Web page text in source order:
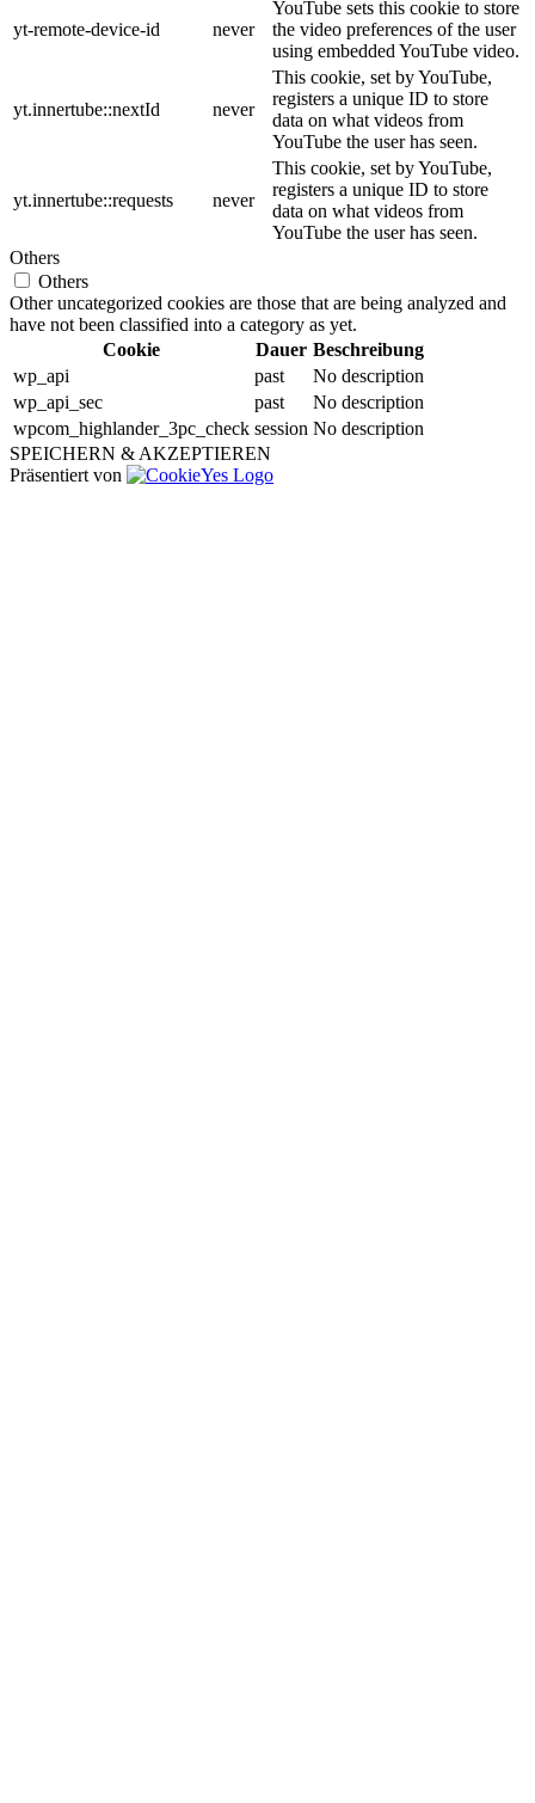
yt-remote-device-id never
YouTube sets this cookie to store
the video preferences of the user
using embedded YouTube video.
yt.innertube::nextId never
This cookie, set by YouTube,
registers a unique ID to store
data on what videos from
YouTube the user has seen.
yt.innertube::requests never
This cookie, set by YouTube,
registers a unique ID to store
data on what videos from
YouTube the user has seen.
Others
Others
Other uncategorized cookies are those that are being analyzed and
have not been classified into a category as yet.
Cookie
Dauer Beschreibung
wp_api
past
No description
wp_api_sec
past
No description
wpcom_highlander_3pc_check session No description
SPEICHERN & AKZEPTIEREN
Präsentiert von